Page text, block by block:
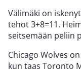
Välimäki on
tehot 3+8=11.
seitsemään peliin
Chicago Wolves
kun taas Toronto